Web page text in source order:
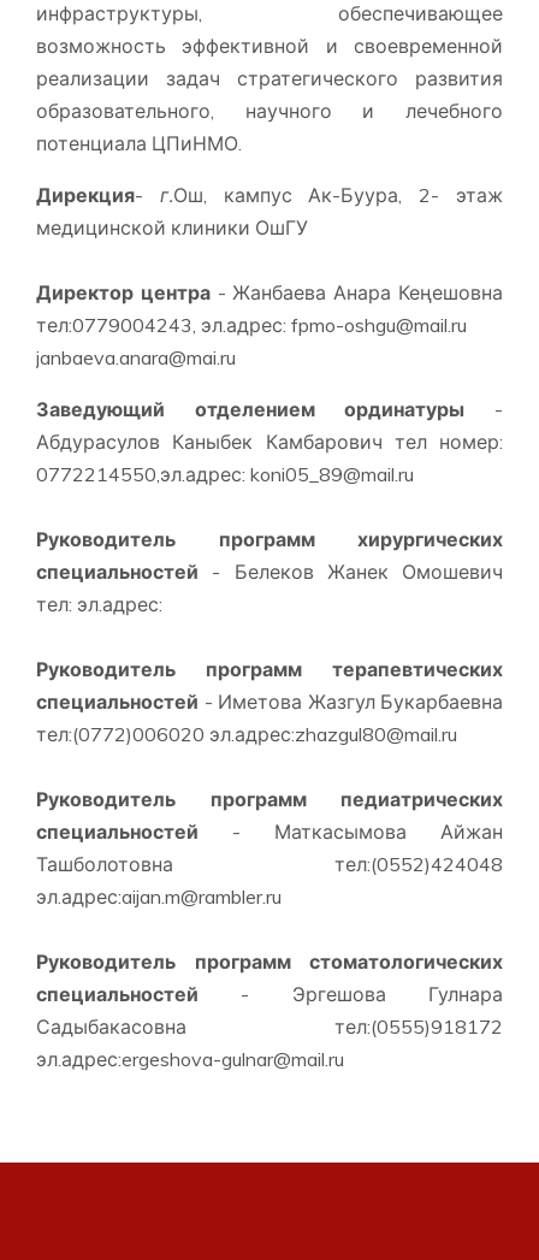
инфраструктуры, обеспечивающее
возможность эффективной и своевременной
реализации задач стратегического развития
образовательного, научного и лечебного
потенциала ЦПиНМО.
Дирекция- г.Ош, кампус Ак-Буура, 2- этаж
медицинской клиники ОшГУ
Директор центра- Жанбаева Анара Кеңешовна
тел:0779004243, эл.адрес: fpmo-oshgu@mail.ru
janbaeva.anara@mai.ru
Заведующий отделением ординатуры -
Абдурасулов Каныбек Камбарович тел номер:
0772214550,эл.адрес: koni05_89@mail.ru
Руководитель программ хирургических
специальностей - Белеков Жанек Омошевич
тел: эл.адрес:
Руководитель программ терапевтических
специальностей - Иметова Жазгул Букарбаевна
тел:(0772)006020 эл.адрес:zhazgul80@mail.ru
Руководитель программ педиатрических
специальностей - Маткасымова Айжан
Ташболотовна тел:(0552)424048
эл.адрес:aijan.m@rambler.ru
Руководитель программ стоматологических
специальностей - Эргешова Гулнара
Садыбакасовна тел:(0555)918172
эл.адрес:ergeshova-gulnar@mail.ru